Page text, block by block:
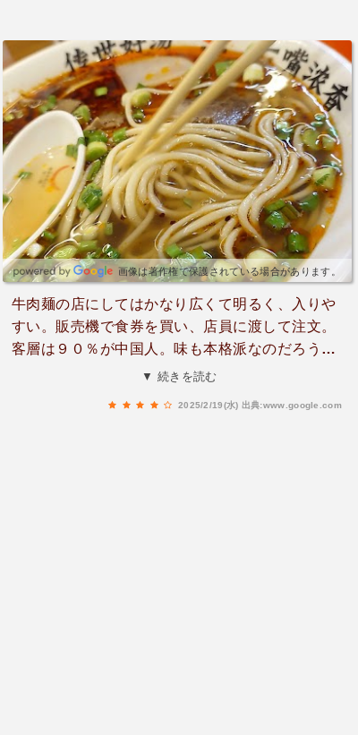
画像は著作権で保護されている場合があります。
牛肉麺の店にしてはかなり広くて明るく、入りや
すい。販売機で食券を買い、店員に渡して注文。
客層は９０％が中国人。味も本格派なのだろうけ
ど、日和って牛肉炒麺にしてしまった。肉が大豆
▼ 続きを読む
2025/2/19(水) 出典:www.google.com